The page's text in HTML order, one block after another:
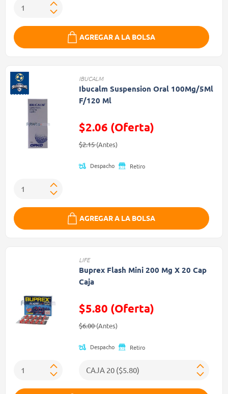
AGREGAR A LA BOLSA
IBUCALM
Ibucalm Suspension Oral 100Mg/5Ml
F/120 Ml
$2.06 (Oferta)
Precio reducido de
$2.15(Antes)(Oferta)
Despacho Retiro
AGREGAR A LA BOLSA
LIFE
Buprex Flash Mini 200 Mg X 20 Cap
Caja
$5.80 (Oferta)
Precio reducido de
$6.00(Antes)(Oferta)
Despacho Retiro